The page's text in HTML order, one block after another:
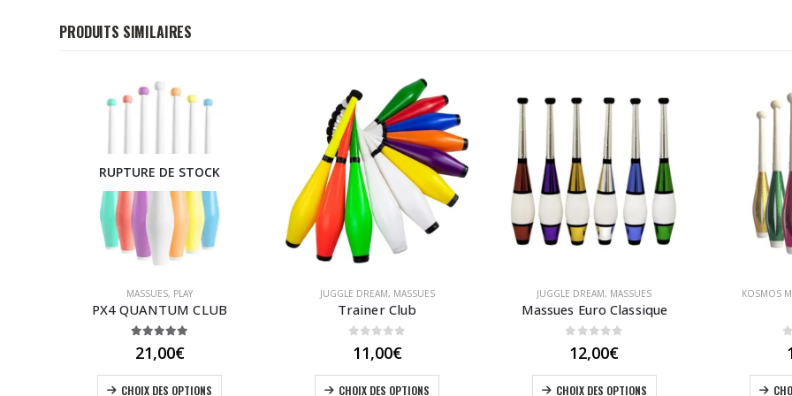
PRODUITS SIMILAIRES
RUPTURE DE STOCK
MASSUES, PLAY
PX4 QUANTUM CLUB
21,00€
CHOIX DES OPTIONS
Ce produit a plusieurs variations. Les options peuvent être choisies sur la page du produit
JUGGLE DREAM, MASSUES
Trainer Club
11,00€
CHOIX DES OPTIONS
Ce produit a plusieurs variations. Les options peuvent être choisies sur la page du produit
JUGGLE DREAM, MASSUES
Massues Euro Classique
12,00€
CHOIX DES OPTIONS
Ce produit a plusieurs variations. Les options peuvent être choisies sur la page du produit
KOSMOS